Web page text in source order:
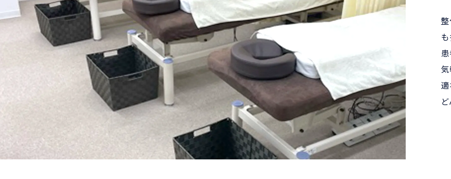
ご予約はLINEトーク・ネット予約をご利用ください！
※本クーポンメニューでは院長の指名が不可となっております。ご注意ください